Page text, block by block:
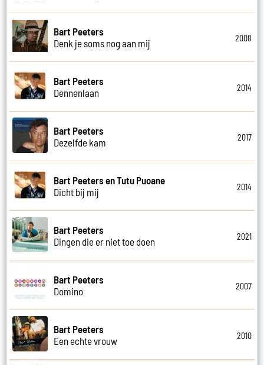
Bart Peeters
Denk je soms nog aan mij
2008
Bart Peeters
Dennenlaan
2014
Bart Peeters
Dezelfde kam
2017
Bart Peeters en Tutu Puoane
Dicht bij mij
2014
Bart Peeters
Dingen die er niet toe doen
2021
Bart Peeters
Domino
2007
Bart Peeters
Een echte vrouw
2010